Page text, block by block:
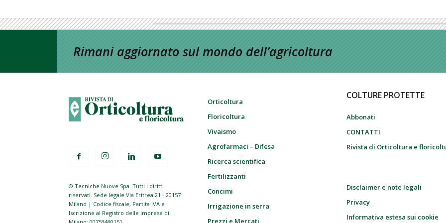
Rimani aggiornato sul mondo dell’agricoltura
© Tecniche Nuove Spa. Tutti i diritti
riservati. Sede legale Via Eritrea 21 - 20157
Milano | Codice fiscale, Partita IVA e
Iscrizione al Registro delle imprese di
Orticoltura
Floricoltura
Vivaismo
Agrofarmaci – Difesa
Ricerca scientifica
Fertilizzanti
Concimi
Irrigazione in serra
Prezzi e Mercati
COLTURE PROTETTE
Abbonati
CONTATTI
Rivista di Orticoltura e
Disclaimer e note legali
Privacy
Informativa estesa sui cookie